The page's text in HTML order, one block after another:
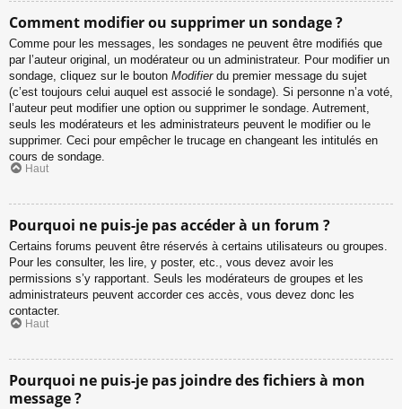
Comment modifier ou supprimer un sondage ?
Comme pour les messages, les sondages ne peuvent être modifiés que
par l’auteur original, un modérateur ou un administrateur. Pour modifier un
sondage, cliquez sur le bouton Modifierdu premier message du sujet
(c’est toujours celui auquel est associé le sondage). Si personne n’a voté,
l’auteur peut modifier une option ou supprimer le sondage. Autrement,
seuls les modérateurs et les administrateurs peuvent le modifier ou le
supprimer. Ceci pour empêcher le trucage en changeant les intitulés en
cours de sondage.
Haut
Pourquoi ne puis-je pas accéder à un forum ?
Certains forums peuvent être réservés à certains utilisateurs ou groupes.
Pour les consulter, les lire, y poster, etc., vous devez avoir les
permissions s’y rapportant. Seuls les modérateurs de groupes et les
administrateurs peuvent accorder ces accès, vous devez donc les
contacter.
Haut
Pourquoi ne puis-je pas joindre des fichiers à mon
message ?